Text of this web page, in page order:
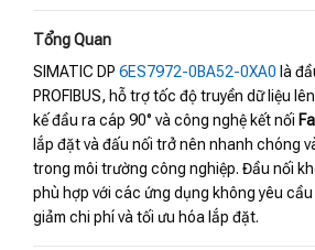
Tổng Quan
SIMATIC DP 6ES7972-0BA52-0XA0 là
PROFIBUS, hỗ trợ tốc độ truyền dữ liệu
kế đầu ra cáp 90° và công nghệ kết nối
lắp đặt và đấu nối trở nên nhanh chóng
trong môi trường công nghiệp. Đầu nối
phù hợp với các ứng dụng không yêu
giảm chi phí và tối ưu hóa lắp đặt.